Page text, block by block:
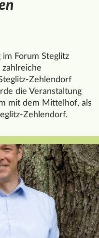
im Forum Steglitz
Zehlendorf
die Veranstaltung
mit dem Mittelhof, als
Zehlendorf.
beim